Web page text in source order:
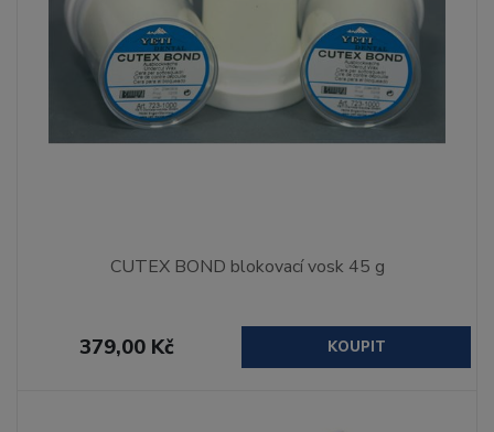
CUTEX BOND blokovací vosk 45 g
379,00 Kč KOUPIT